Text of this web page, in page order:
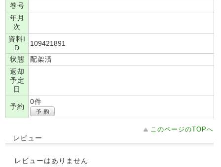
巻号
年月
次
資料I
D
109421891
状態
配架済
返却
予定
日
予約
0件
このページのTOPへ
レビュー
レビューはありません